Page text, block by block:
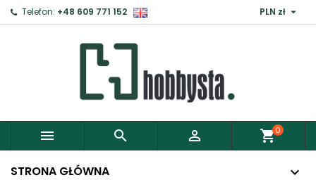
Telefon: +48 609 771 152 PLN zł 
   shopping_cart0
STRONA GŁÓWNA